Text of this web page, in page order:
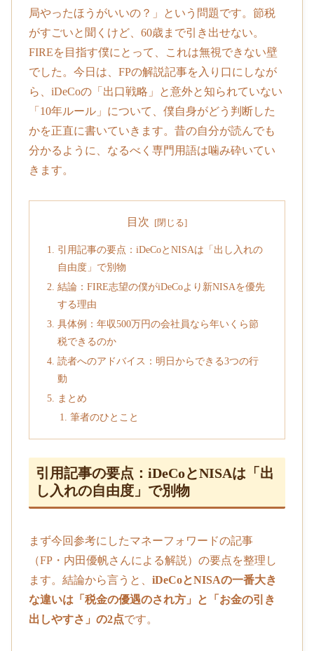
局やったほうがいいの？」という問題です。節税
がすごいと聞くけど、60歳まで引き出せない。
FIREを目指す僕にとって、これは無視できない壁
でした。今日は、FPの解説記事を入り口にしなが
ら、iDeCoの「出口戦略」と意外と知られていない
「10年ルール」について、僕自身がどう判断した
かを正直に書いていきます。昔の自分が読んでも
分かるように、なるべく専門用語は噛み砕いてい
きます。
目次
引用記事の要点：iDeCoとNISAは「出し入れの
自由度」で別物
結論：FIRE志望の僕がiDeCoより新NISAを優先
する理由
具体例：年収500万円の会社員なら年いくら節
税できるのか
読者へのアドバイス：明日からできる3つの行
動
まとめ
筆者のひとこと
引用記事の要点：iDeCoとNISAは「出
し入れの自由度」で別物
まず今回参考にしたマネーフォワードの記事
（FP・内田優帆さんによる解説）の要点を整理し
ます。結論から言うと、 iDeCoとNISAの一番大き
な違いは「税金の優遇のされ方」と「お金の引き
出しやすさ」の2点です。